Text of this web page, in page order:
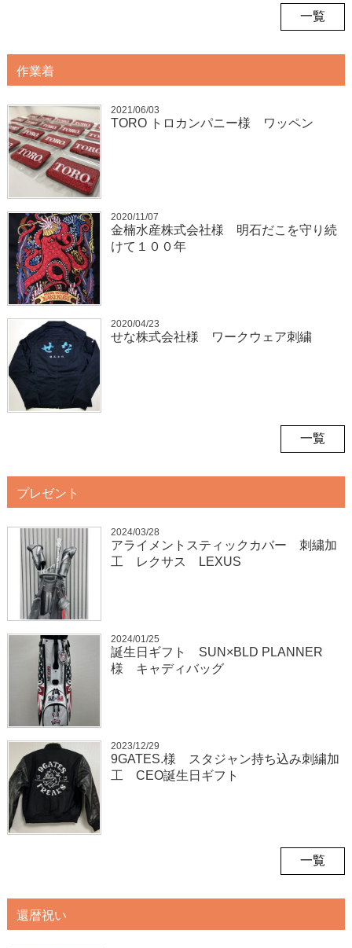
一覧
作業着
2021/06/03
TORO トロカンパニー様 ワッペン
2020/11/07
金楠水産株式会社様 明石だこを守り続
けて１００年
2020/04/23
せな株式会社様 ワークウェア刺繍
一覧
プレゼント
2024/03/28
アライメントスティックカバー 刺繍加
工 レクサス LEXUS
2024/01/25
誕生日ギフト SUN×BLD PLANNER
様 キャディバッグ
2023/12/29
9GATES.様 スタジャン持ち込み刺繍加
工 CEO誕生日ギフト
一覧
還暦祝い